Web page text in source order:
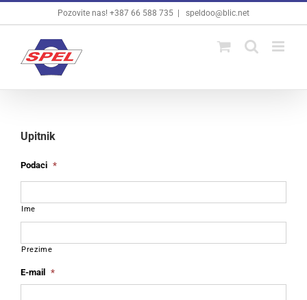
Pozovite nas! +387 66 588 735 speldoo@blic.net
Upitnik
Podaci *
Ime
Prezime
E-mail *